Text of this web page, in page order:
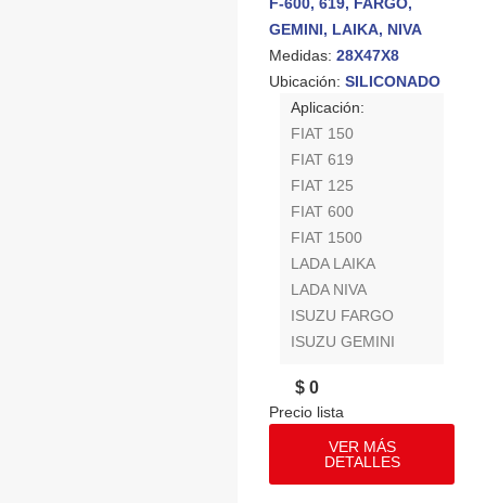
GEMINI, LAIKA, NIVA
Medidas:28X47X8
Ubicación:SILICONADO
Aplicación:
FIAT 150
FIAT 619
FIAT 125
FIAT 600
FIAT 1500
LADA LAIKA
LADA NIVA
ISUZU FARGO
ISUZU GEMINI
$ 0
VER MÁS
DETALLES